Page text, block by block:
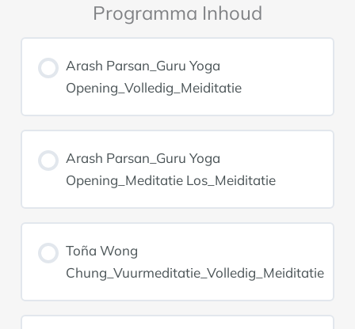
Programma Inhoud
Arash Parsan_Guru Yoga
Opening_Volledig_Meiditatie
Arash Parsan_Guru Yoga
Opening_Meditatie Los_Meiditatie
Toña Wong
Chung_Vuurmeditatie_Volledig_Meiditatie